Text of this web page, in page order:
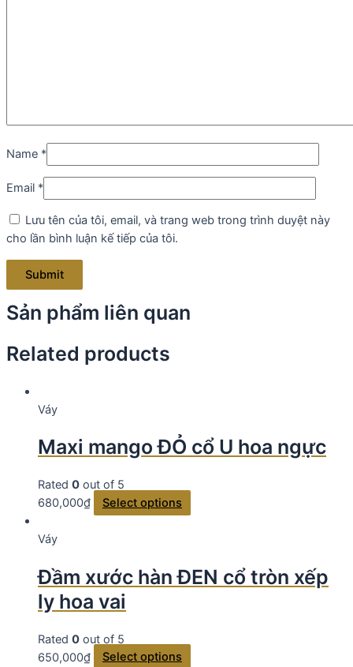
Name *
Email *
Lưu tên của tôi, email, và trang web trong trình duyệt này
cho lần bình luận kế tiếp của tôi.
Sản phẩm liên quan
Related products
Váy
Maxi mango ĐỎ cổ U hoa ngực
Rated 0 out of 5
680,000₫ Select options
Váy
Đầm xước hàn ĐEN cổ tròn xếp
ly hoa vai
Rated 0 out of 5
650,000₫
Select options